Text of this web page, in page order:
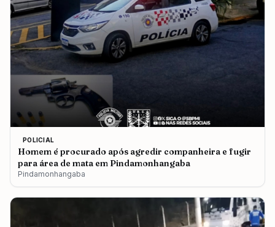
POLICIAL
Homem é procurado após agredir companheira e fugir
para área de mata em Pindamonhangaba
Pindamonhangaba